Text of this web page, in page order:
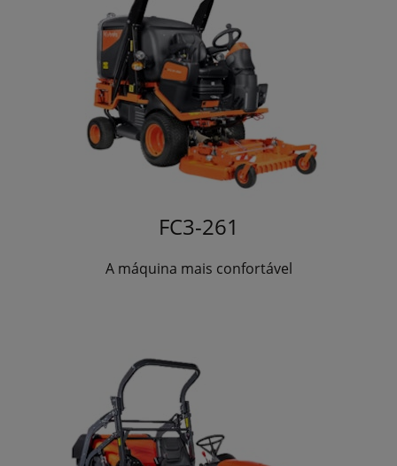
FC3-261
A máquina mais confortável